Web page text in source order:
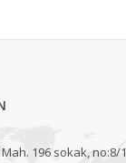
196 sokak, no:8/1